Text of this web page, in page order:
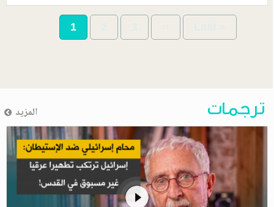
Pagination
Current
page
1
page page
ترجمات المزيد